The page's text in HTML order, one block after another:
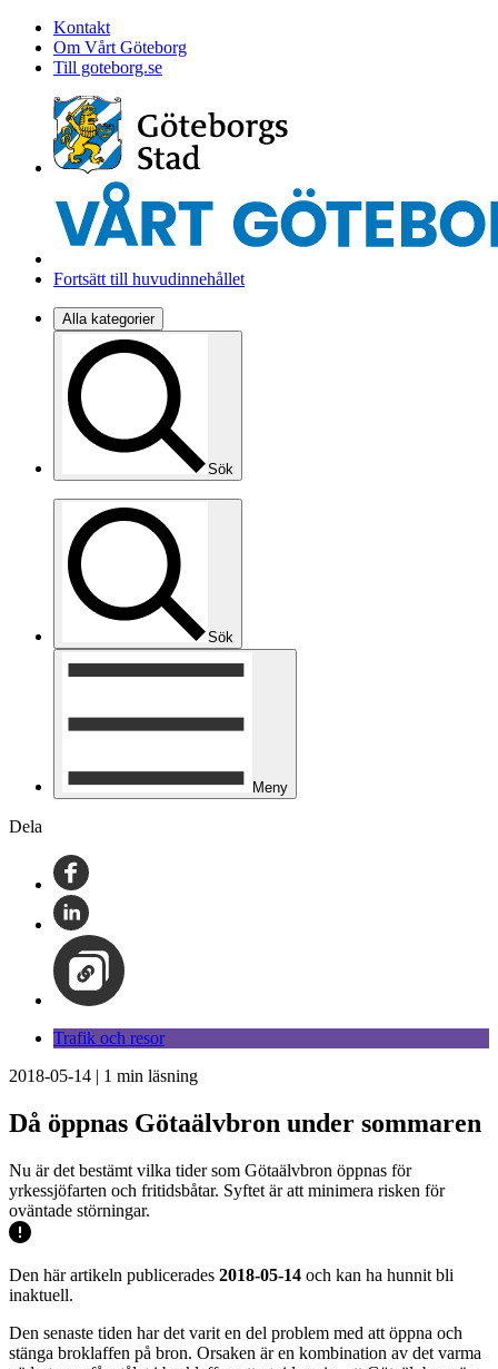
Kontakt
Om Vårt Göteborg
Till goteborg.se
Fortsätt till huvudinnehållet
Alla kategorier
Sök
Sök
Meny
Dela
Trafik och resor
2018-05-14 | 1 min läsning
Då öppnas Götaälvbron under sommaren
Nu är det bestämt vilka tider som Götaälvbron öppnas för
yrkessjöfarten och fritidsbåtar. Syftet är att minimera risken för
oväntade störningar.
Den här artikeln publicerades 2018-05-14 och kan ha hunnit bli
inaktuell.
Den senaste tiden har det varit en del problem med att öppna och
stänga broklaffen på bron. Orsaken är en kombination av det varma